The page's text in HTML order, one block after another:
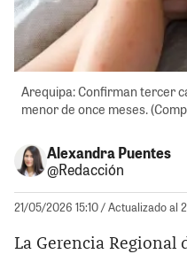
Arequipa: Confirman tercer
menor de once meses.
Alexandra Puentes
@Redacción
21/05/2026 15:10/ Actualizado al
La Gerencia Regional